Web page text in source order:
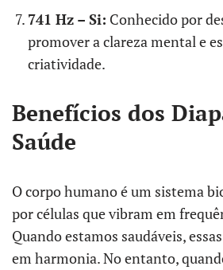
741 Hz – Si: Conhecido por
promover a clareza mental e
criatividade.
Benefícios dos
Saúde
O corpo humano é um sistema
por células que vibram em
Quando estamos saudáveis,
em harmonia. No entanto,